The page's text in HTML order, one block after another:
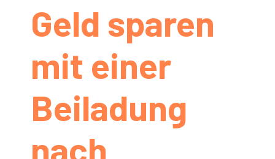
Geld sparen
mit einer
Beiladung
nach